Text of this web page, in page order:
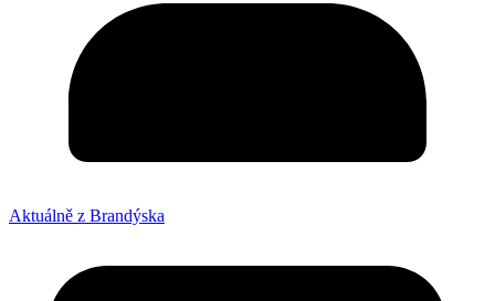
Aktuálně z Brandýska